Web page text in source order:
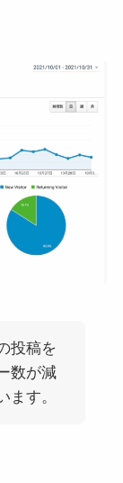
投稿を
数が減
ます。